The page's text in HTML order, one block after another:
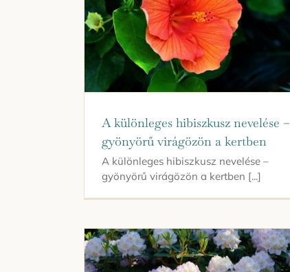
A különleges hibiszkusz nevelése –
gyönyörű virágözön a kertben
A különleges hibiszkusz nevelése –
gyönyörű virágözön a kertben [...]